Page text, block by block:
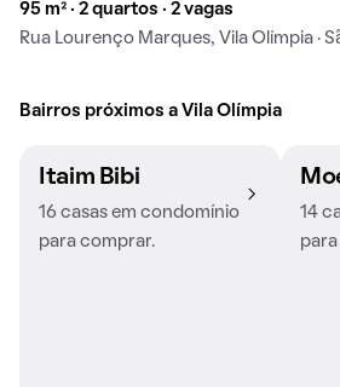
95 m² · 2 quartos · 2 vagas
Rua Lourenço Marques, Vila Olímpia ·
Bairros próximos a Vila Olímpia
Itaim Bibi
16 casas em condomínio
para comprar.
14